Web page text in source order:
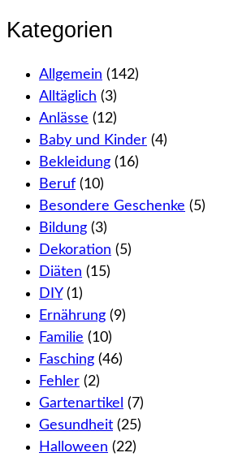
Kategorien
Allgemein (142)
Alltäglich (3)
Anlässe (12)
Baby und Kinder (4)
Bekleidung (16)
Beruf (10)
Besondere Geschenke (5)
Bildung (3)
Dekoration (5)
Diäten (15)
DIY (1)
Ernährung (9)
Familie (10)
Fasching (46)
Fehler (2)
Gartenartikel (7)
Gesundheit (25)
Halloween (22)